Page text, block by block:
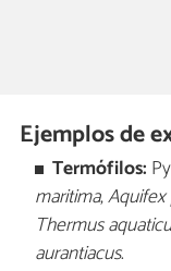
Ejemplos de
Termófilos:
maritima,
Thermus
aurantiacus.